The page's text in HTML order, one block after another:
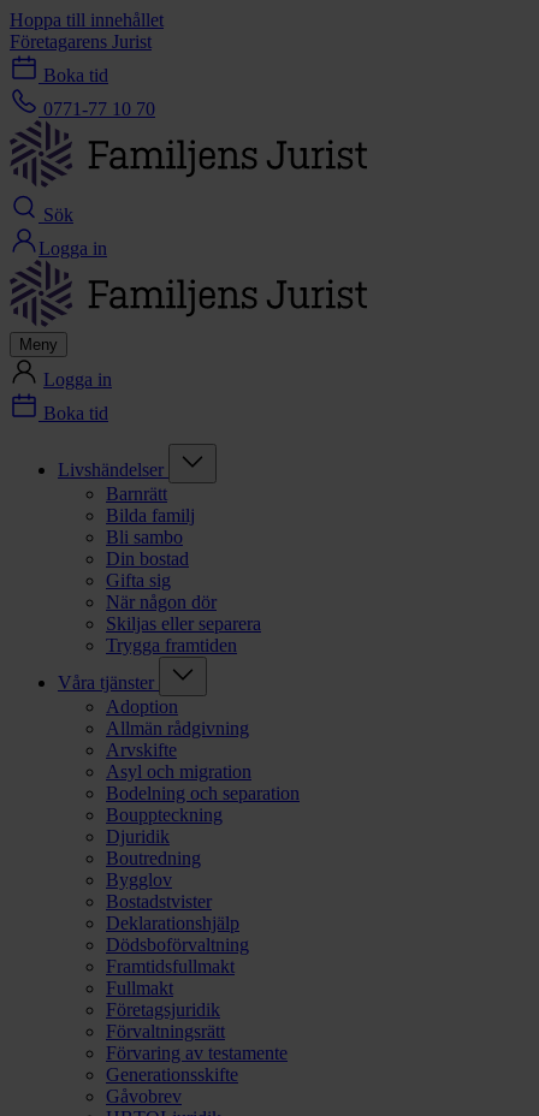
Hoppa till innehållet
Företagarens Jurist
Boka tid
0771-77 10 70
Sök
Logga in
Meny
Logga in
Boka tid
Livshändelser
Barnrätt
Bilda familj
Bli sambo
Din bostad
Gifta sig
När någon dör
Skiljas eller separera
Trygga framtiden
Våra tjänster
Adoption
Allmän rådgivning
Arvskifte
Asyl och migration
Bodelning och separation
Bouppteckning
Djuridik
Boutredning
Bygglov
Bostadstvister
Deklarationshjälp
Dödsboförvaltning
Framtidsfullmakt
Fullmakt
Företagsjuridik
Förvaltningsrätt
Förvaring av testamente
Generationsskifte
Gåvobrev